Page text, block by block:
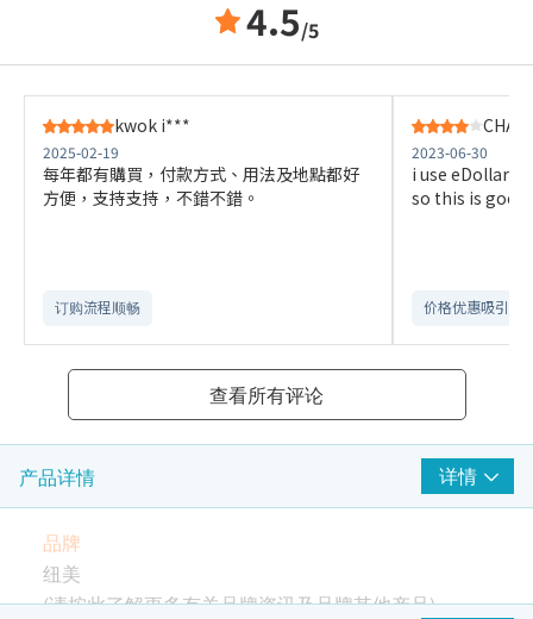
4.5/5
kwok i***
2025-02-19
每年都有購買，付款方式、用法及地點都好
方便，支持支持，不錯不錯。
订购流程顺畅
2023-06-30
i use eDollar
so this is good
价格优惠吸引
查看所有评论
产品详情 详情
品牌
纽美
(请按此了解更多有关品牌资讯及品牌其他产品)